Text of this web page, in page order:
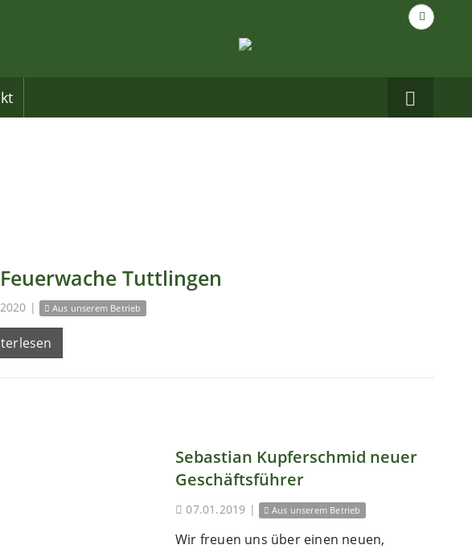
Suche
nach...
auf
Tuttlingen
| Aus unserem Betrieb
Sebastian Kupferschmid neuer
Geschäftsführer
07.01.2019 | Aus unserem Betrieb
Wir freuen uns über einen neuen,